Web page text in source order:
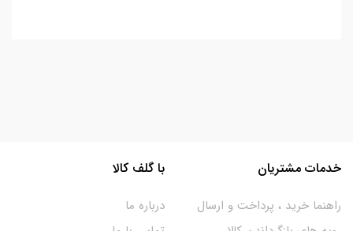
خدمات مشتریان
راهنما خرید ، پرداخت و ارسال
با گلف کالا
درباره ما